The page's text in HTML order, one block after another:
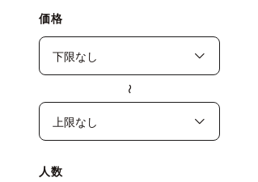
価格
〜
人数